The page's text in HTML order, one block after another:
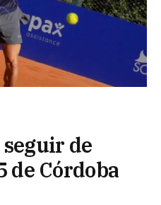
de
de Córdoba